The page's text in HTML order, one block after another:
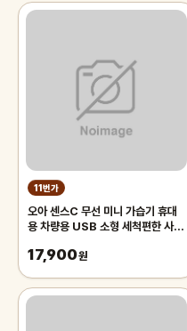
11번가
오아 센스C 무선 미니 가습기 휴대
용 차량용 USB 소형 세척편한 사무
17,900원